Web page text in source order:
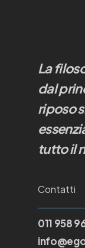
La
dal
riposo
tutto il
Contatti
011 958